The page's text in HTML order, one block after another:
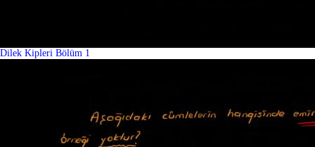
Dilek Kipleri Bölüm 1